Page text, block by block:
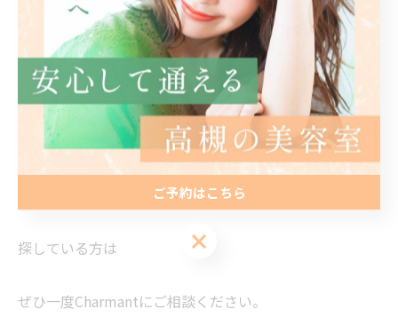
✔ 明るめカラーで品よく見せたい
✔ 高槻で髪質改善や白髪ぼかしが得意な美容院を探して
いる
白髪を“隠す”から、
白髪を“ぼかして楽しむ”時代へ。
高槻で白髪ぼかし・明るめカラーが得意な美容院を
探している方は
ぜひ一度Charmantにご相談ください。
ご予約はこちら
ご予約はこちら